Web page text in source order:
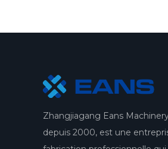
Zhangjiagang Eans
depuis 2000, est une